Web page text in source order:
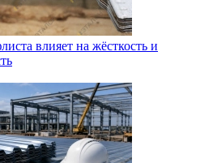
влияет на жёсткость и